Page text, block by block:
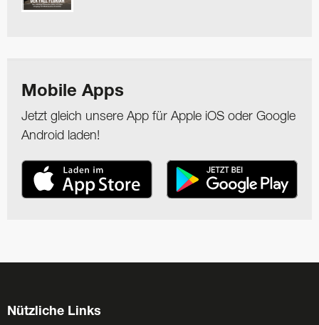
Mobile Apps
Jetzt gleich unsere App für Apple iOS oder Google
Android laden!
Nützliche Links